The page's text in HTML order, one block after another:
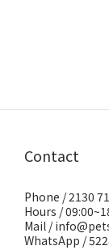
Contact
Phone / 2130
Hours /
Mail /
WhatsApp /